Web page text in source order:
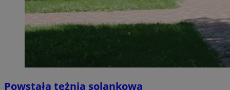
Powstała tężnia solankowa